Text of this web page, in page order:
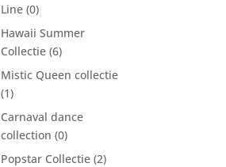
Line (0)
Hawaii Summer
Collectie (6)
Mistic Queen collectie
(1)
Carnaval dance
collection (0)
Popstar Collectie (2)